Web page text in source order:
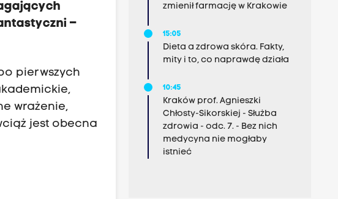
–
pierwszych
wrażenie,
jest obecna
zmienił farmację w Krakowie
15:05
Dieta a zdrowa skóra. Fakty,
mity i to, co naprawdę działa
10:45
Kraków prof. Agnieszki
Chłosty-Sikorskiej - Służba
zdrowia - odc. 7. - Bez nich
medycyna nie mogłaby
istnieć